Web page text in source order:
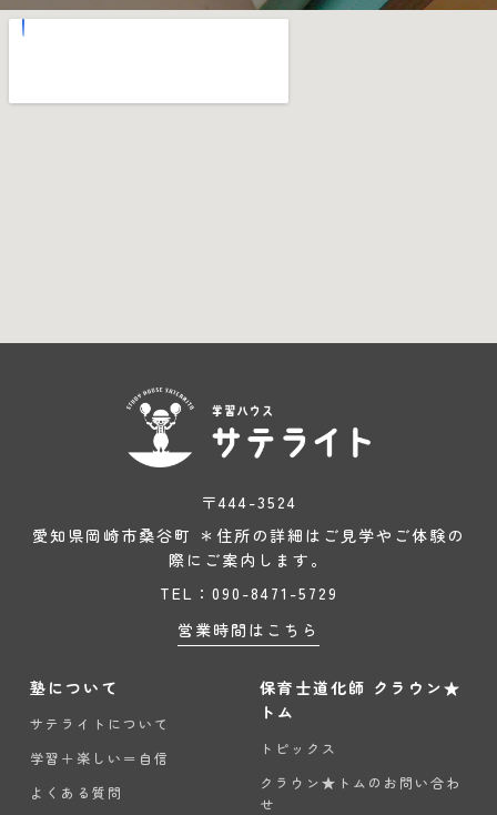
〒444-3524
愛知県岡崎市桑谷町 ＊住所の詳細はご見学やご体験の
際にご案内します。
TEL：090-8471-5729
営業時間はこちら
塾について
サテライトについて
学習＋楽しい＝自信
よくある質問
保育士道化師 クラウン★
トム
トピックス
クラウン★トムのお問い合わ
せ